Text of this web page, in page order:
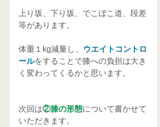
上り坂、下り坂、でこぼこ道、段差
等があります。
体重１kg減量し、
ウエイトコントロ
ールをすることで膝への負担は大き
く変わってくるかと思います。
次回は②膝の形態について書かせて
いただきます。